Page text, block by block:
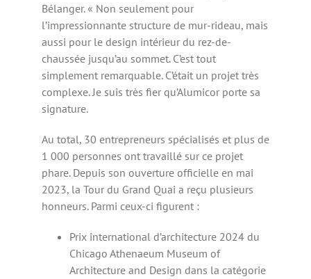
Bélanger. « Non seulement pour
l’impressionnante structure de mur-rideau, mais
aussi pour le design intérieur du rez-de-
chaussée jusqu’au sommet. C’est tout
simplement remarquable. C’était un projet très
complexe. Je suis très fier qu’Alumicor porte sa
signature.
Au total, 30 entrepreneurs spécialisés et plus de
1 000 personnes ont travaillé sur ce projet
phare. Depuis son ouverture officielle en mai
2023, la Tour du Grand Quai a reçu plusieurs
honneurs. Parmi ceux-ci figurent :
Prix international d’architecture 2024 du
Chicago Athenaeum Museum of
Architecture and Design dans la catégorie